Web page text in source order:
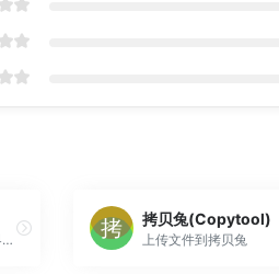
图表易为您提供丰富的图表模板和简单的操作界面，帮您快速制作各种类型的数据图表，轻松实现数据可视化。
拷贝兔(Copytool)
上传文件到拷贝兔